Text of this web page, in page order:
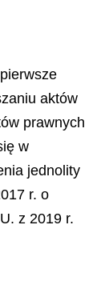
aktów
prawnych
w
jednolity
r. o
z 2019 r.